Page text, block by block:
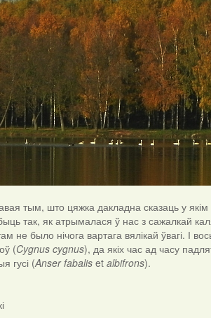
тым, што цяжка дакладна сказаць у
так, як атрымалася ў нас з сажалкай
не было нічога вартага вялікай ўвагі. І
(Cygnus cygnus), да якіх час ад часу
гусі (Anser fabaliset albifrons).